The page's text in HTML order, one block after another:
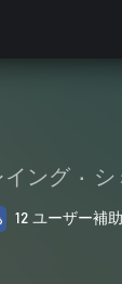
イング • シ
12 ユーザー補